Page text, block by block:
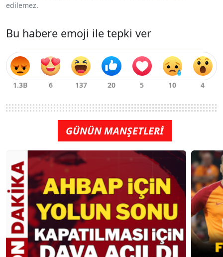
edilemez.
Bu habere emoji ile tepki ver
GÜNÜN MANŞETLERİ